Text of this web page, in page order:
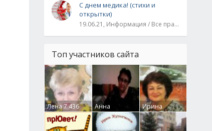
С днем медика! (стихи и
открытки)
19.06.21, Информация / Все праздники
Топ участников сайта
Лена7 436
Анна
Гумлевая0
Ирина
Бруцкая41